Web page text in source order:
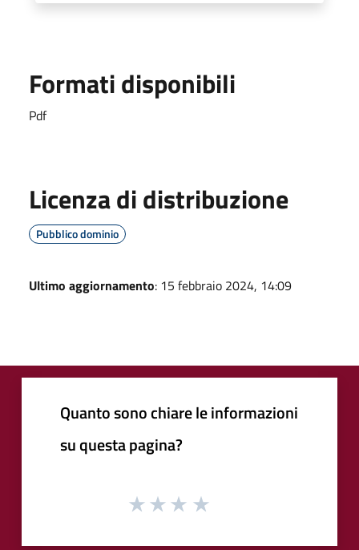
Formati disponibili
Pdf
Licenza di distribuzione
Pubblico dominio
Ultimo aggiornamento: 15 febbraio 2024, 14:09
Quanto sono chiare le informazioni
su questa pagina?